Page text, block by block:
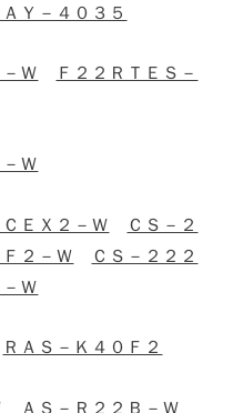
ＡＹ－４０３５
Ｗ
Ｆ２２ＲＴＥＳ－
Ｗ
ＥＸ２－Ｗ
ＣＳ－２
２－Ｗ
ＣＳ－２２２
Ｗ
ＲＡＳ－Ｋ４０Ｆ２
ＡＳ－Ｒ２２Ｂ－Ｗ